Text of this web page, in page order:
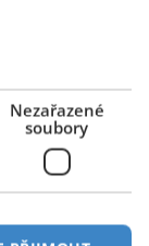
Nezařazené
soubory